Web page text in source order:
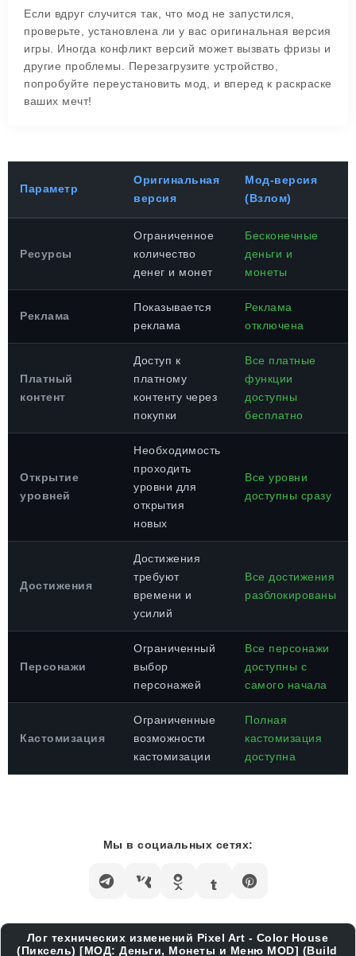
Если вдруг случится так, что мод не запустился,
проверьте, установлена ли у вас оригинальная версия
игры. Иногда конфликт версий может вызвать фризы и
другие проблемы. Перезагрузите устройство,
попробуйте переустановить мод, и вперед к раскраске
ваших мечт!
Параметр
Оригинальная
версия
Мод-версия
(Взлом)
Ресурсы
Ограниченное
количество
денег и монет
Бесконечные
деньги и
монеты
Реклама
Показывается
реклама
Реклама
отключена
Платный
контент
Доступ к
платному
контенту через
покупки
Все платные
функции
доступны
бесплатно
Открытие
уровней
Необходимость
проходить
уровни для
открытия
новых
Все уровни
доступны сразу
Достижения
Достижения
требуют
времени и
усилий
Все достижения
разблокированы
Персонажи
Ограниченный
выбор
персонажей
Все персонажи
доступны с
самого начала
Кастомизация
Ограниченные
возможности
кастомизации
Полная
кастомизация
доступна
Мы в социальных сетях:
Лог технических изменений Pixel Art - Color House
(Пиксель) [МОД: Деньги, Монеты и Меню MOD] (Build